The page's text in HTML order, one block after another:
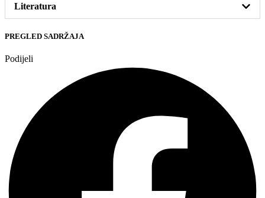
Literatura
PREGLED SADRŽAJA
Podijeli